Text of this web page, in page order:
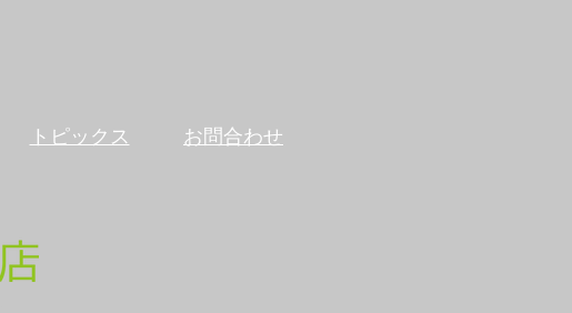
トピックス お問合わせ